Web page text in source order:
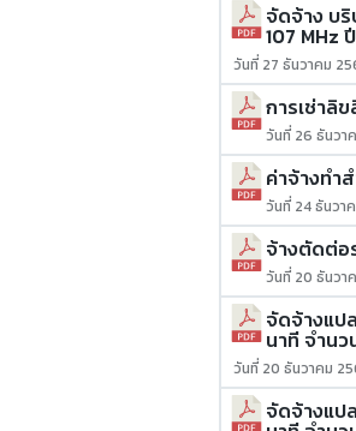
จัดจ้าง บ
107 MHz
วันที่ 27 ธันวาคม
การเช่าลิ
วันที่ 26 ธันวา
ค่าจ้างทำ
วันที่ 24 ธันวา
จ้างตัดต่อ
วันที่ 20 ธันวา
จัดจ้างแป
นาที จำน
วันที่ 20 ธันวาคม
จัดจ้างแป